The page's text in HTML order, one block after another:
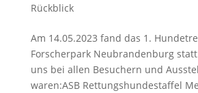
Rückblick
Am 14.05.2023 fand das 1.
Forscherpark Neubrandenburg
uns bei allen Besuchern und
waren:ASB Rettungshundestaffel